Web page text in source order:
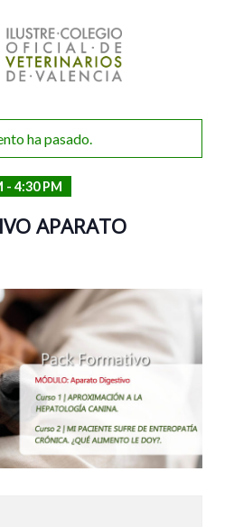
ha pasado.
- 4:30 PM
APARATO